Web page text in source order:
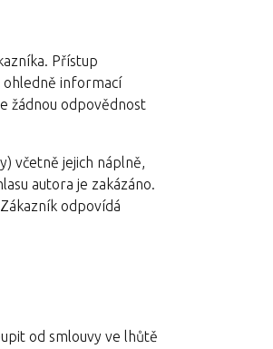
Přístup
ohledně informací
žádnou odpovědnost
včetně jejich náplně,
autora je zakázáno.
odpovídá
od smlouvy ve lhůtě